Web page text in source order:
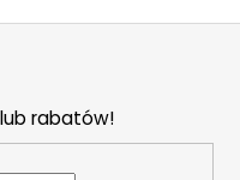
rabatów!